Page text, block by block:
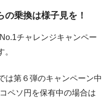
乗換は様子見を！
チャレンジキャンペー
は第６弾のキャンペーン中
ペソ円を保有中の場合は